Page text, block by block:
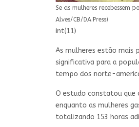
Se as mulheres
Alves/CB/DA.Press)
int(11)
As mulheres estão mais
significativa para a
tempo dos norte-
O estudo constatou que
enquanto as mulheres
totalizando 153 horas